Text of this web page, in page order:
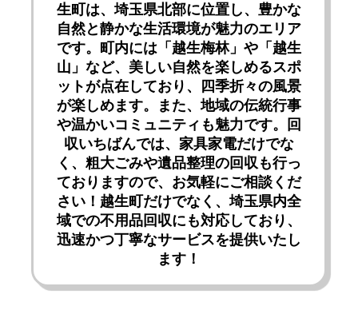
生町は、埼玉県北部に位置し、豊かな
自然と静かな生活環境が魅力のエリア
です。町内には「越生梅林」や「越生
山」など、美しい自然を楽しめるスポ
ットが点在しており、四季折々の風景
が楽しめます。また、地域の伝統行事
や温かいコミュニティも魅力です。回
収いちばんでは、家具家電だけでな
く、粗大ごみや遺品整理の回収も行っ
ておりますので、お気軽にご相談くだ
さい！越生町だけでなく、埼玉県内全
域での不用品回収にも対応しており、
迅速かつ丁寧なサービスを提供いたし
ます！